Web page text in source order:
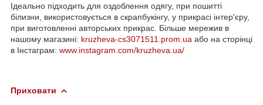
Ідеально підходить для оздоблення одягу, при пошитті
білизни, використовується в скрапбукінгу, у прикрасі інтер'єру,
при виготовленні авторських прикрас. Більше мережив в
нашому магазині: kruzheva-cs3071511.prom.ua або на сторінці
в Інстаграм: www.instagram.com/kruzheva.ua/
Приховати